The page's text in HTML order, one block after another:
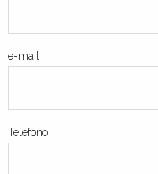
e-mail
Telefono